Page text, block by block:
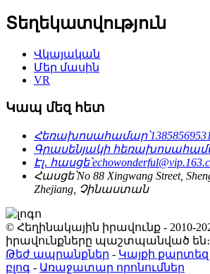
Տեղեկատվություն
Վկայական
Մեր մասին
VR
Կապ մեզ հետ
Հեռախոսահամար՝13858569531
Գրասենյակի
Էլ․ հասցե՝
Հասցե՝No 88 Xingwang Street,
Zhejiang, Չինաստան
© Հեղինակային իրավունք - 2010-
իրավունքները պաշտպանված են։
Թեժ ապրանքներ - Կայքի քարտեզ
բլոգ - Առաջատար որոնումներ